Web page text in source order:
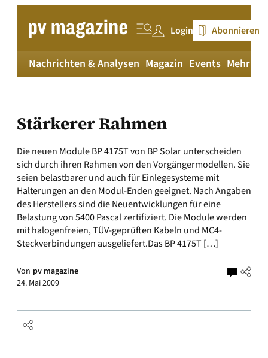
springen
Login Abonnieren
Nachrichten & Analysen Magazin Events Mehr
Stärkerer Rahmen
Die neuen Module BP 4175T von BP Solar unterscheiden
sich durch ihren Rahmen von den Vorgängermodellen. Sie
seien belastbarer und auch für Einlegesysteme mit
Halterungen an den Modul-Enden geeignet. Nach Angaben
des Herstellers sind die Neuentwicklungen für eine
Belastung von 5400 Pascal zertifiziert. Die Module werden
mit halogenfreien, TÜV-geprüften Kabeln und MC4-
Steckverbindungen ausgeliefert.Das BP 4175T […]
Von pv magazine
24. Mai 2009